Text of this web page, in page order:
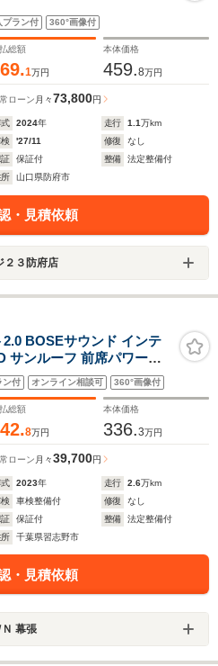
プラン付 360°画像付
総額
1万円
本体価格
459.8万円
ローン 月々73,800円
式 2024年 走行 1.1万km
'27/11 修復
なし
証
保証付 整備
法定整備付
所
山口県防府市
・見積依頼
２３防府店
BOSEサウンド インテ
サンルーフ 前席パワーシ
地デジTV Apple CarPlay
コ ステアリングヒーター
ン付 オンライン相談可 360°画像付
総額
8万円
本体価格
336.3万円
ローン 月々39,700円
式 2023年 走行 2.6万km
車検整備付 修復
なし
証
保証付 整備
法定整備付
所
千葉県習志野市
・見積依頼
幕張